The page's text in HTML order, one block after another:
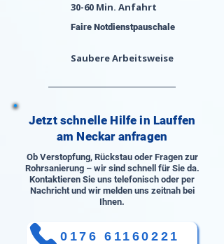
30-60 Min. Anfahrt
Faire Notdienstpauschale
Saubere Arbeitsweise
Jetzt schnelle Hilfe in Lauffen
am Neckar anfragen
Ob Verstopfung, Rückstau oder Fragen zur
Rohrsanierung – wir sind schnell für Sie da.
Kontaktieren Sie uns telefonisch oder per
Nachricht und wir melden uns zeitnah bei
Ihnen.
0176 61160221